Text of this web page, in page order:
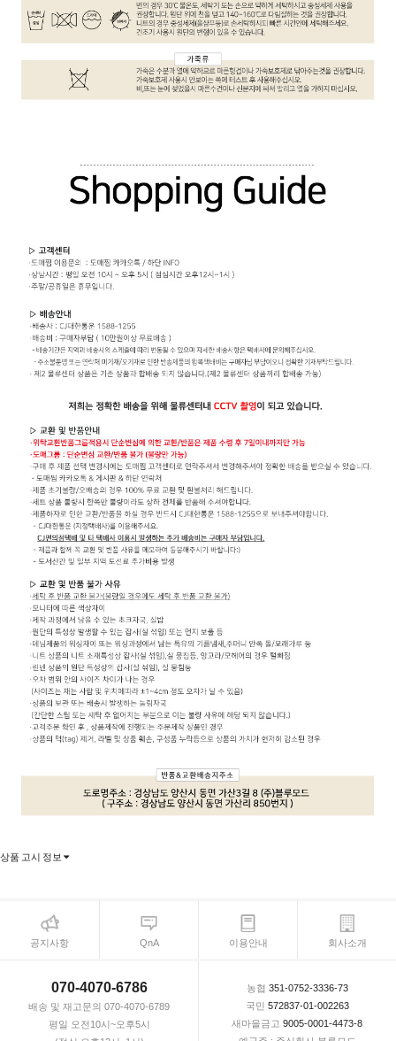
상품 고시 정보
공지사항 QnA 이용안내 회사소개
070-4070-6786
배송 및 재고문의 070-4070-6789
평일 오전10시~오후5시
농협 351-0752-3336-73
국민 572837-01-002263
새마을금고 9005-0001-4473-8